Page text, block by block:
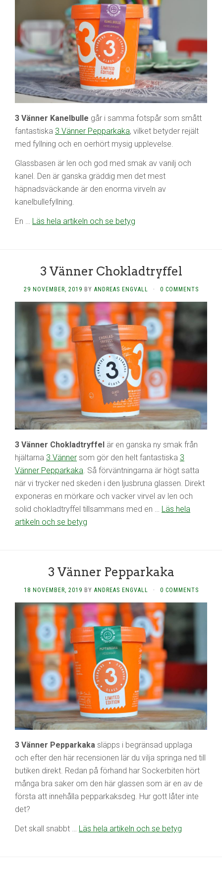
3 Vänner Kanelbulle går i samma fotspår som smått
fantastiska 3 Vänner Pepparkaka, vilket betyder rejält
med fyllning och en oerhört mysig upplevelse.
Glassbasen är len och god med smak av vanilj och
kanel. Den är ganska gräddig men det mest
häpnadsväckande är den enorma virveln av
kanelbullefyllning.
En … Läs hela artikeln och se betyg
3 Vänner Chokladtryffel
29 NOVEMBER, 2019 BY ANDREAS ENGVALL · 0 COMMENTS
3 Vänner Chokladtryffel är en ganska ny smak från
hjältarna 3 Vänner som gör den helt fantastiska 3
Vänner Pepparkaka. Så förväntningarna är högt satta
när vi trycker ned skeden i den ljusbruna glassen. Direkt
exponeras en mörkare och vacker virvel av len och
solid chokladtryffel tillsammans med en … Läs hela
artikeln och se betyg
3 Vänner Pepparkaka
18 NOVEMBER, 2019 BY ANDREAS ENGVALL · 0 COMMENTS
3 Vänner Pepparkaka släpps i begränsad upplaga
och efter den här recensionen lär du vilja springa ned till
butiken direkt. Redan på förhand har Sockerbiten hört
många bra saker om den här glassen som är en av de
första att innehålla pepparkaksdeg. Hur gott låter inte
det?
Det skall snabbt … Läs hela artikeln och se betyg